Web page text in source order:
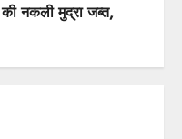
नकली मुद्रा जब्त,